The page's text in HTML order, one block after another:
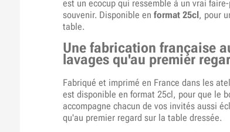
est un ecocup qui ressemble à un vrai
souvenir. Disponible en format 25cl, pour
table.
Une fabrication française
lavages qu'au premier
Fabriqué et imprimé en France dans les
est disponible en format 25cl, pour que le
accompagne chacun de vos invités aussi
qu'au premier regard sur la table dressée.